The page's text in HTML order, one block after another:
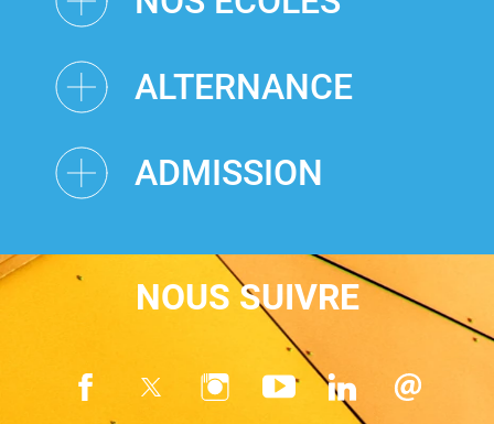
ALTERNANCE
ADMISSION
NOUS SUIVRE